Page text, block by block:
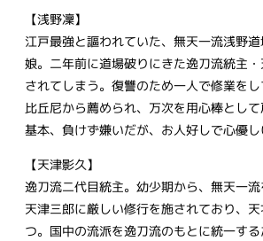
【浅野凜】
江戸最強と謳われていた、無天一流浅野
娘。二年前に道場破りにきた逸刀流統主
されてしまう。復讐のため一人で修業を
比丘尼から薦められ、万次を用心棒として
基本、負けず嫌いだが、お人好しで心優し
【天津影久】
逸刀流二代目統主。幼少期から、無天一流
天津三郎に厳しい修行を施されており、
つ。国中の流派を逸刀流のもとに統一す